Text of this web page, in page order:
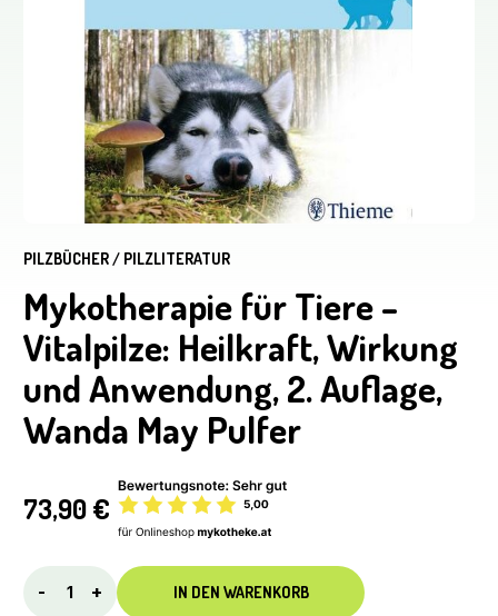
PILZBÜCHER / PILZLITERATUR
Mykotherapie für Tiere –
Vitalpilze: Heilkraft, Wirkung
und Anwendung, 2. Auflage,
Wanda May Pulfer
73,90€
-
Mykotherapie
für
+ IN DEN WARENKORB